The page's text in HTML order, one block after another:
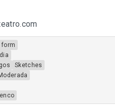
form
Sketches